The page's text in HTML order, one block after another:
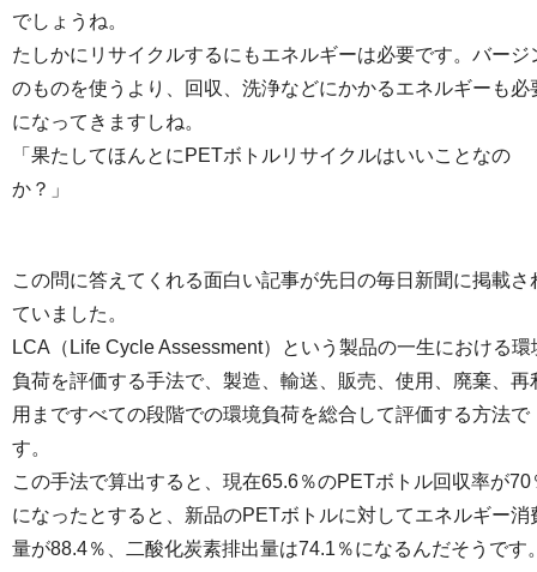
でしょうね。
たしかにリサイクルするにもエネルギーは必要です。バージ
のものを使うより、回収、洗浄などにかかるエネルギーも必
になってきますしね。
「果たしてほんとにPETボトルリサイクルはいいことなの
か？」
この問に答えてくれる面白い記事が先日の毎日新聞に掲載さ
ていました。
LCA（Life Cycle Assessment）という製品の一生における環
負荷を評価する手法で、製造、輸送、販売、使用、廃棄、再
用まですべての段階での環境負荷を総合して評価する方法で
す。
この手法で算出すると、現在65.6％のPETボトル回収率が70
になったとすると、新品のPETボトルに対してエネルギー消
量が88.4％、二酸化炭素排出量は74.1％になるんだそうです